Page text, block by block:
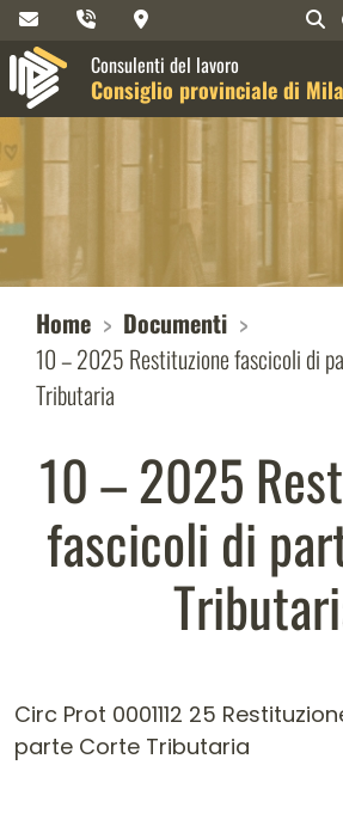
Consulenti del lavoro
Consiglio provinciale di
Home
Documenti
10 – 2025 Restituzione fascicoli di
Tributaria
10 – 2025
fascicoli di
Circ Prot 0001112 25
parte Corte Tributaria